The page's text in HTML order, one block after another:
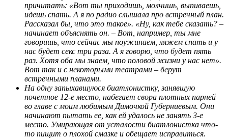
причитать: «Вот ты приходишь, молчишь, выпиваешь,
идешь спать. А я по радио слышала про встречный план.
Рассказал бы, что это такое». «Ну, как тебе сказать? –
начинает объяснять он. – Вот, например, ты мне
говоришь, что сейчас мы поужинаем, ляжем спать и у
нас будет секс три раза. А я говорю, что будет пять
раз. Хотя оба мы знаем, что половой жизни у нас нет».
Вот так и с некоторыми театрами – берут
встречными планами.
На одну запыхавшуюся биатлонистку, занявшую
почетное 12-е место, набегает свора плотных парней
во главе с моим любимым Димочкой Губерниевым. Они
начинают пытать ее, как ей удалось не занять 3-е
место. Умирающая от усталости биатлонистка что-
то пищит о плохой смазке и обещает исправиться.